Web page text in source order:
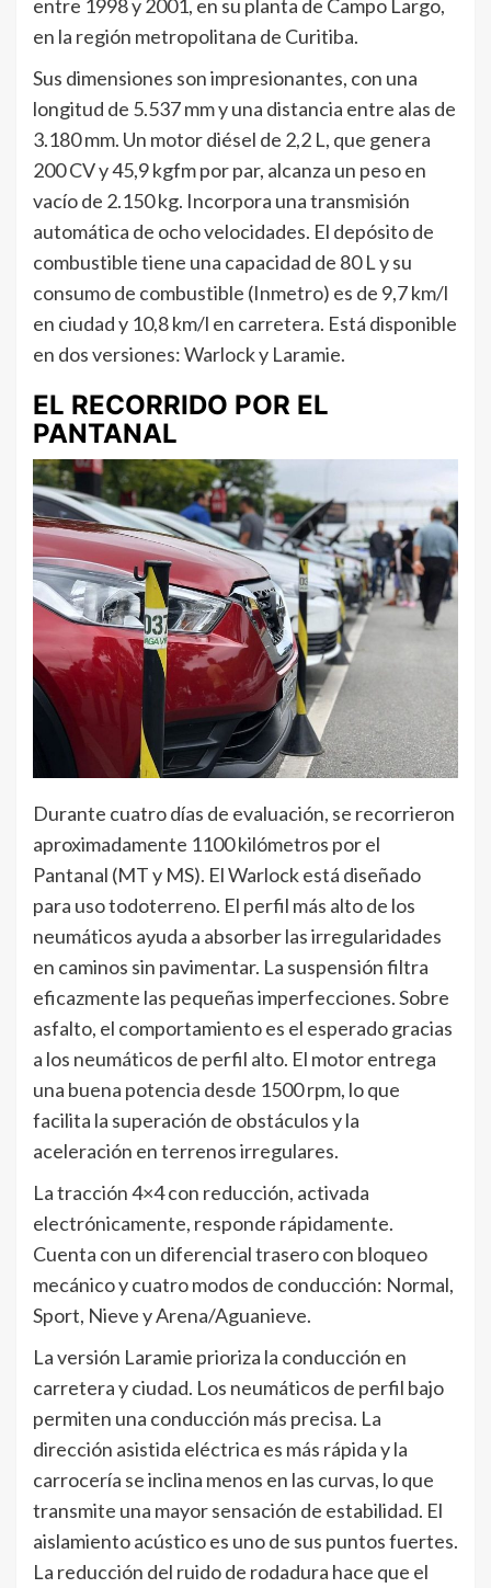
entre 1998 y 2001, en su planta de Campo Largo,
en la región metropolitana de Curitiba.
Sus dimensiones son impresionantes, con una
longitud de 5.537 mm y una distancia entre alas de
3.180 mm. Un motor diésel de 2,2 L, que genera
200 CV y 45,9 kgfm por par, alcanza un peso en
vacío de 2.150 kg. Incorpora una transmisión
automática de ocho velocidades. El depósito de
combustible tiene una capacidad de 80 L y su
consumo de combustible (Inmetro) es de 9,7 km/l
en ciudad y 10,8 km/l en carretera. Está disponible
en dos versiones: Warlock y Laramie.
EL RECORRIDO POR EL
PANTANAL
Durante cuatro días de evaluación, se recorrieron
aproximadamente 1100 kilómetros por el
Pantanal (MT y MS). El Warlock está diseñado
para uso todoterreno. El perfil más alto de los
neumáticos ayuda a absorber las irregularidades
en caminos sin pavimentar. La suspensión filtra
eficazmente las pequeñas imperfecciones. Sobre
asfalto, el comportamiento es el esperado gracias
a los neumáticos de perfil alto. El motor entrega
una buena potencia desde 1500 rpm, lo que
facilita la superación de obstáculos y la
aceleración en terrenos irregulares.
La tracción 4×4 con reducción, activada
electrónicamente, responde rápidamente.
Cuenta con un diferencial trasero con bloqueo
mecánico y cuatro modos de conducción: Normal,
Sport, Nieve y Arena/Aguanieve.
La versión Laramie prioriza la conducción en
carretera y ciudad. Los neumáticos de perfil bajo
permiten una conducción más precisa. La
dirección asistida eléctrica es más rápida y la
carrocería se inclina menos en las curvas, lo que
transmite una mayor sensación de estabilidad. El
aislamiento acústico es uno de sus puntos fuertes.
La reducción del ruido de rodadura hace que el